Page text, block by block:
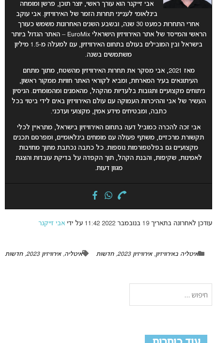
אבי זייקנר הוא עורך ראשי, יוצר תוכן, פרשן ומומחה
בינלאומי לענייני תחרות הזמר של האירוויזיון. אבי עוקב
אחרי התחרות כמעט 30 שנה, ובשבע השנים האחרונות משמש כעורך
הראשי והמייסד של אתר האירוויזיון הישראלי EuroMix – האתר הגדול ביותר
בישראל ובין המובילים בעולם בתחום האירוויזיון, עם למעלה מ-1.5 מיליון
משתמשים בשנה.
מאז 2021, אבי מסקר את תחרות האירוויזיון מהשטח, מתוך מתחם
העיתונאים בעיר המארחת, ומביא לקוראי האתר חוויות ממקור ראשון,
ניתוחים מקצועיים ותגובות בלעדיות מהקהל, מהאמנים ומהמומחים. הניסיון
העשיר של אבי וההיכרות העמוקה עם עולם האירוויזיון באים לידי ביטוי בכל
כתבה, ומבטיחים מידע אמין, מקצועי ועדכני.
אבי זכה להכרה כמוביל דעה בתחום האירוויזיון בישראל, מתראיין לכלי
תקשורת מרכזיים, משתף פעולה עם מומחים בינלאומיים, ומפרסם תכנים
מקצועיים גם בפלטפורמות נוספות. כל כתבה נכתבת מתוך מחויבות
לאמינות, שקיפות, והבנת הקהל, תוך הקפדה על בדיקת עובדות והצגת
מגוון דעות.
עודכן לאחרונה בתאריך 19 בנובמבר 2022 11:42 על ידי אבי זייקנר
איטליה באירוויזיון,אירוויזיון 2023 ,חדשות איטליה,אירוויזיון 2023 ,חדשות